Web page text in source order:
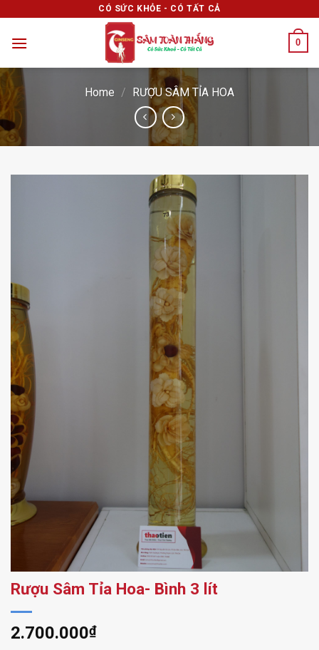
content
CÓ SỨC KHỎE - CÓ TẤT CẢ
0
Home / RƯỢU SÂM TỈA HOA
Rượu Sâm Tỉa Hoa- Bình 3 lít
2.700.000₫